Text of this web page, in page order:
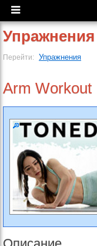
Упражнения
Перейти: Упражнения
Arm Workout